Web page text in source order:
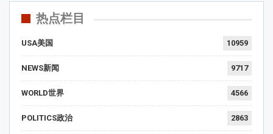
热点栏目
USA美国 10959
NEWS新闻 9717
WORLD世界 4566
POLITICS政治 2863